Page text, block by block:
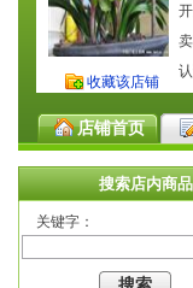
收藏该店铺
店铺首页
搜索店内商品
关键字：